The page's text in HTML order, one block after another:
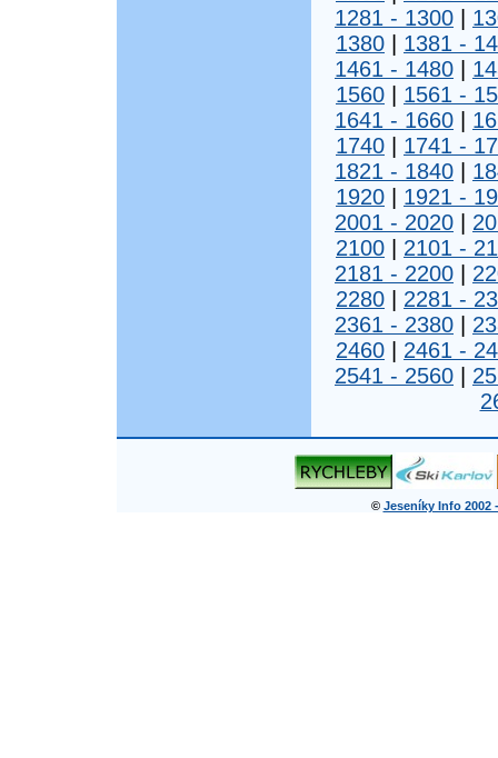
1281 - 1300
1380
1381 -
1461 - 1480
1560
1561 -
1641 - 1660
1740
1741 -
1821 - 1840
1920
1921 -
2001 - 2020
2100
2101 -
2181 - 2200
2280
2281 -
2361 - 2380
2460
2461 -
2541 - 2560
© Jeseníky Info 2002